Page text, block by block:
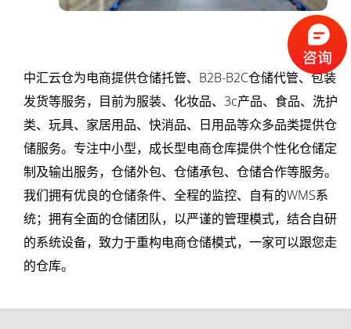
中汇云仓为电商提供仓储托管、B2B-B2C仓储代管、包装
发货等服务，目前为服装、化妆品、3c产品、食品、洗护
类、玩具、家居用品、 快消品、日用品等众多品类提供仓
储服务。专注中小型，成长型电商仓库提供个性化仓储定
制及输出服务， 仓储外包、仓储承包、仓储合作等服务。
我们拥有优良的仓储条件、全程的监控、自有的WMS系
统；拥有全面的仓储团队，以严谨的管理模式，结合自研
的系统设备，致力于重构电商仓储模式，一家可以跟您走
的仓库。